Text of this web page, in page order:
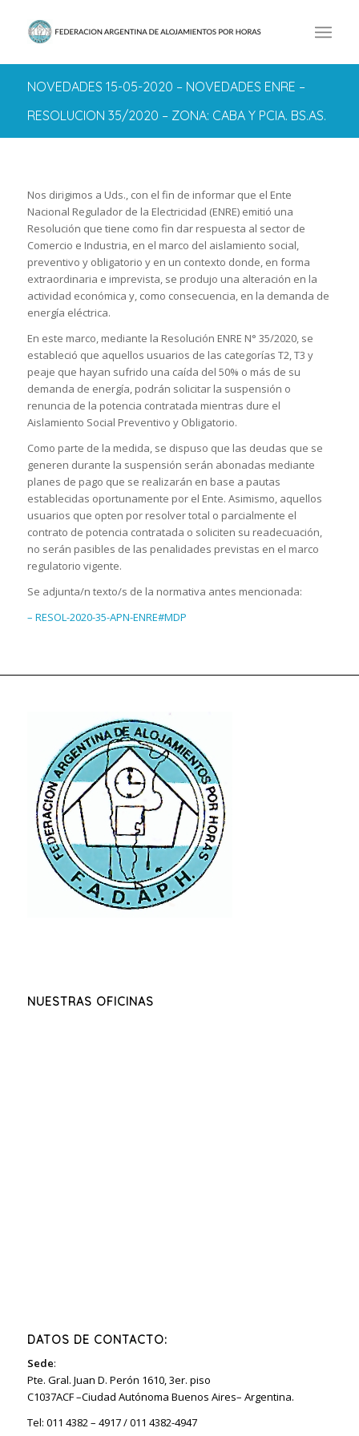
NOVEDADES 15-05-2020 – NOVEDADES ENRE –
RESOLUCION 35/2020 – ZONA: CABA Y PCIA. BS.AS.
Nos dirigimos a Uds., con el fin de informar que el Ente
Nacional Regulador de la Electricidad (ENRE) emitió una
Resolución que tiene como fin dar respuesta al sector de
Comercio e Industria, en el marco del aislamiento social,
preventivo y obligatorio y en un contexto donde, en forma
extraordinaria e imprevista, se produjo una alteración en la
actividad económica y, como consecuencia, en la demanda de
energía eléctrica.
En este marco, mediante la Resolución ENRE N° 35/2020, se
estableció que aquellos usuarios de las categorías T2, T3 y
peaje que hayan sufrido una caída del 50% o más de su
demanda de energía, podrán solicitar la suspensión o
renuncia de la potencia contratada mientras dure el
Aislamiento Social Preventivo y Obligatorio.
Como parte de la medida, se dispuso que las deudas que se
generen durante la suspensión serán abonadas mediante
planes de pago que se realizarán en base a pautas
establecidas oportunamente por el Ente. Asimismo, aquellos
usuarios que opten por resolver total o parcialmente el
contrato de potencia contratada o soliciten su readecuación,
no serán pasibles de las penalidades previstas en el marco
regulatorio vigente.
Se adjunta/n texto/s de la normativa antes mencionada:
– RESOL-2020-35-APN-ENRE#MDP
NUESTRAS OFICINAS
DATOS DE CONTACTO:
Sede:
Pte. Gral. Juan D. Perón 1610, 3er. piso
C1037ACF –Ciudad Autónoma Buenos Aires– Argentina.
Tel: 011 4382 – 4917 / 011 4382-4947